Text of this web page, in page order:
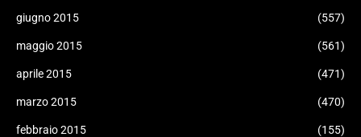
giugno 2015 (557)
maggio 2015 (561)
aprile 2015 (471)
marzo 2015 (470)
febbraio 2015 (155)